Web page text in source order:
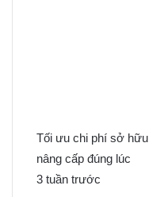
Tối ưu chi phí sở hữu
nâng cấp đúng lúc
3 tuần trước